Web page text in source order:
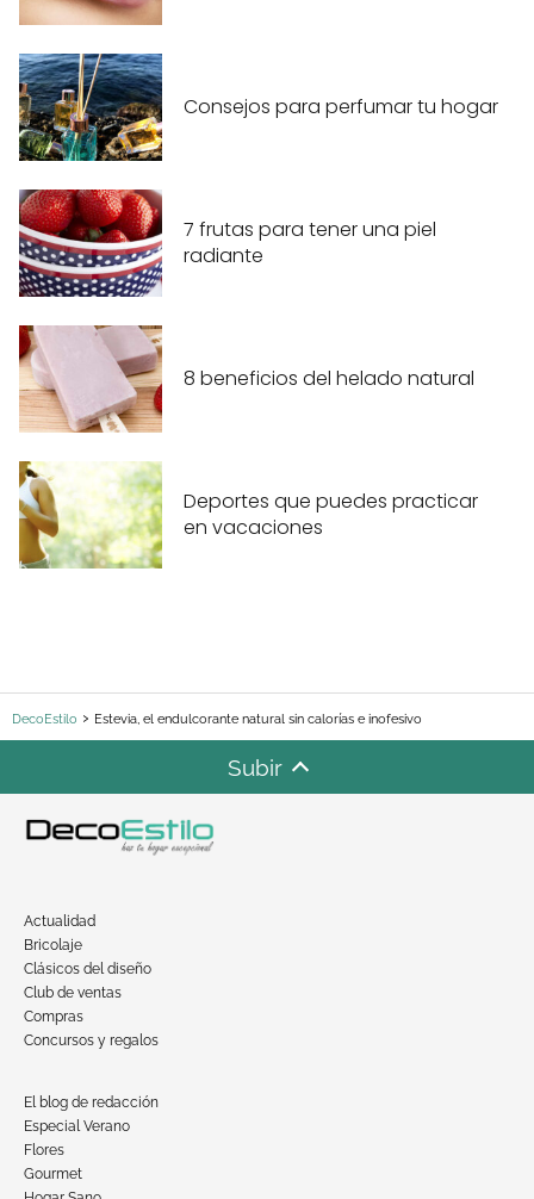
Consejos para perfumar tu hogar
7 frutas para tener una piel
radiante
8 beneficios del helado natural
Deportes que puedes practicar
en vacaciones
DecoEstilo Estevia, el endulcorante natural sin calorías e inofesivo
Subir
Actualidad
Bricolaje
Clásicos del diseño
Club de ventas
Compras
Concursos y regalos
El blog de redacción
Especial Verano
Flores
Gourmet